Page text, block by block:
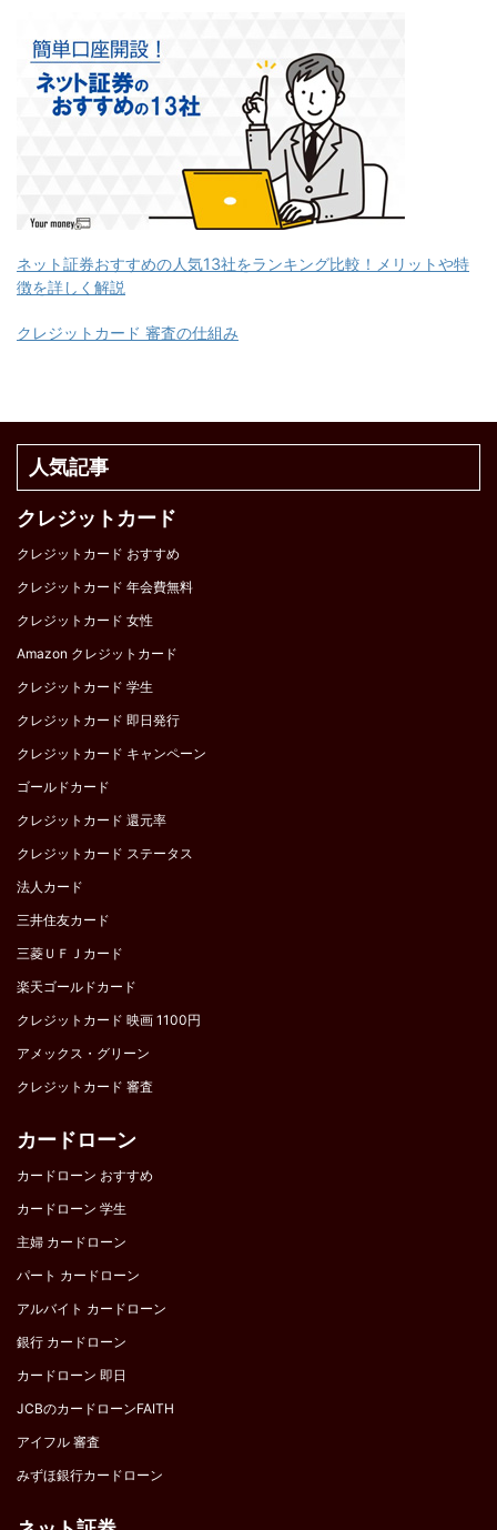
ネット証券おすすめの人気13社をランキング比較！メリットや特
徴を詳しく解説
クレジットカード 審査の仕組み
人気記事
クレジットカード
クレジットカード おすすめ
クレジットカード 年会費無料
クレジットカード 女性
Amazon クレジットカード
クレジットカード 学生
クレジットカード 即日発行
クレジットカード キャンペーン
ゴールドカード
クレジットカード 還元率
クレジットカード ステータス
法人カード
三井住友カード
三菱ＵＦＪカード
楽天ゴールドカード
クレジットカード 映画 1100円
アメックス・グリーン
クレジットカード 審査
カードローン
カードローン おすすめ
カードローン 学生
主婦 カードローン
パート カードローン
アルバイト カードローン
銀行 カードローン
カードローン 即日
JCBのカードローンFAITH
アイフル 審査
みずほ銀行カードローン